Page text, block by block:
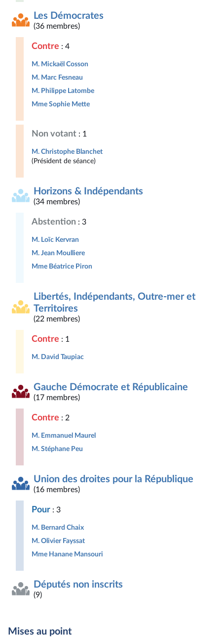
Les Démocrates
(36 membres)
Contre : 4
M. Mickaël Cosson
M. Marc Fesneau
M. Philippe Latombe
Mme Sophie Mette
Non votant : 1
M. Christophe Blanchet
(Président de séance)
Horizons & Indépendants
(34 membres)
Abstention : 3
M. Loïc Kervran
M. Jean Moulliere
Mme Béatrice Piron
Libertés, Indépendants, Outre-mer et
Territoires
(22 membres)
Contre : 1
M. David Taupiac
Gauche Démocrate et Républicaine
(17 membres)
Contre : 2
M. Emmanuel Maurel
M. Stéphane Peu
Union des droites pour la République
(16 membres)
Pour : 3
M. Bernard Chaix
M. Olivier Fayssat
Mme Hanane Mansouri
Députés non inscrits
(9)
Mises au point